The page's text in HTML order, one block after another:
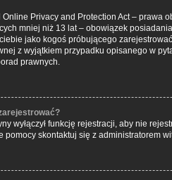
Online Privacy and Protection Act – prawa
mniej niż 13 lat – obowiązek
jako kogoś próbującego
z wyjątkiem przypadku opisanego w
prawnych.
wyłączył funkcję rejestracji, aby nie
pomocy skontaktuj się z administratorem